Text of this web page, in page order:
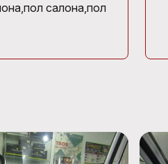
салона,пол